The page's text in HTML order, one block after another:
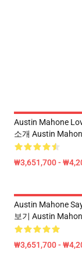
Austin Mahone
소개 Austin
₩3,651,700 -
Austin Mahone
보기 Austin
₩3,651,700 -